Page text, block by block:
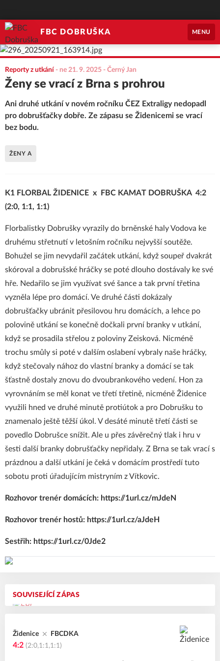
FBC DOBRUŠKA MENU
SOUVISEJÍCÍ ZÁPAS
Židenice FBCDKA
4:2 (2:0,1:1,1:1)
Reporty z utkání - ne 21. 9. 2025 - Černý Jan
Ženy se vrací z Brna s prohrou
Ani druhé utkání v novém ročníku ČEZ Extraligy nedopadl
pro dobrušťačky dobře. Ze zápasu se Židenicemi se vrací
bez bodu.
ŽENY A
K1 FLORBAL ŽIDENICE x FBC KAMAT DOBRUŠKA 4:2
(2:0, 1:1, 1:1)
Florbalistky Dobrušky vyrazily do brněnské haly Vodova ke
druhému střetnutí v letošním ročníku nejvyšší soutěže.
Bohužel se jim nevydařil začátek utkání, když soupeř dvakrát
skóroval a dobrušské hráčky se poté dlouho dostávaly ke své
hře. Nedařilo se jim využívat své šance a tak první třetina
vyzněla lépe pro domácí. Ve druhé části dokázaly
dobrušťačky ubránit přesilovou hru domácích, a lehce po
polovině utkání se konečně dočkali první branky v utkání,
když se prosadila střelou z poloviny Zeisková. Nicméně
trochu smůly si poté v dalším oslabení vybraly naše hráčky,
když stečovaly nához do vlastní branky a domácí se tak
šťastně dostaly znovu do dvoubrankového vedení. Hon za
vyrovnáním se měl konat ve třetí třetině, nicméně Židenice
využili hned ve druhé minutě protiútok a pro Dobrušku to
znamenalo ještě těžší úkol. V desáté minutě třetí části se
povedlo Dobrušce snížit. Ale u přes závěrečný tlak i hru v
šesti další branky dobrušťačky nepřidaly. Z Brna se tak vrací s
prázdnou a další utkání je čeká v domácím prostředí tuto
sobotu proti úřadujícím mistryním z Vítkovic.
Rozhovor trenér domácích: https://1url.cz/mJdeN
Rozhovor trenér hostů: https://1url.cz/aJdeH
Sestřih: https://1url.cz/0Jde2